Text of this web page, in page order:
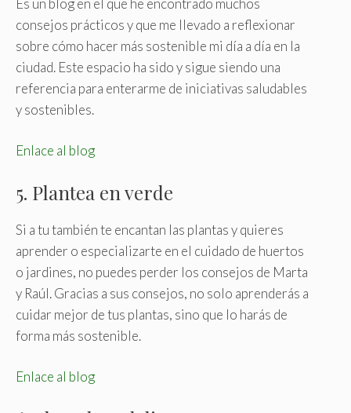
Es un blog en el que he encontrado muchos
consejos prácticos y que me llevado a reflexionar
sobre cómo hacer más sostenible mi día a día en la
ciudad. Este espacio ha sido y sigue siendo una
referencia para enterarme de iniciativas saludables
y sostenibles.
Enlace al blog
5. Plantea en verde
Si a tu también te encantan las plantas y quieres
aprender o especializarte en el cuidado de huertos
o jardines, no puedes perder los consejos de Marta
y Raúl. Gracias a sus consejos, no solo aprenderás a
cuidar mejor de tus plantas, sino que lo harás de
forma más sostenible.
Enlace al blog